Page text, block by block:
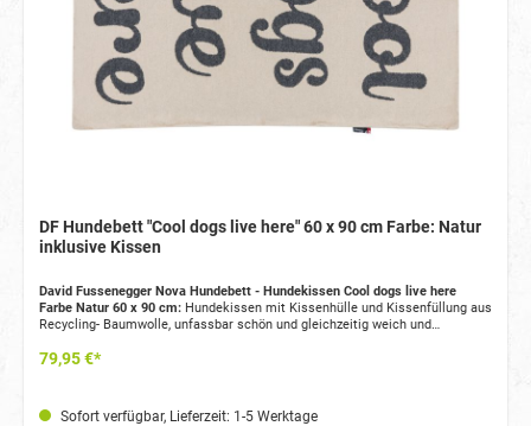
DF Hundebett "Cool dogs live here" 60 x 90 cm Farbe: Natur
inklusive Kissen
David Fussenegger Nova Hundebett - Hundekissen Cool dogs live here
Farbe Natur 60 x 90 cm:Hundekissen mit Kissenhülle und Kissenfüllung aus
Recycling- Baumwolle, unfassbar schön und gleichzeitig weich und
Waschanleitung.
79,95 €*
Sofort verfügbar, Lieferzeit: 1-5 Werktage